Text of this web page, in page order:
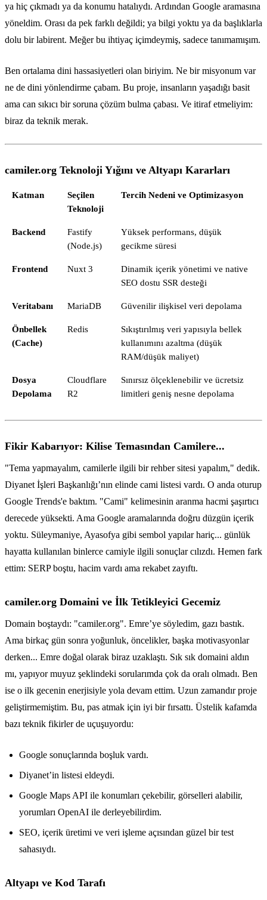
ya hiç çıkmadı ya da konumu hatalıydı. Ardından Google aramasına
yöneldim. Orası da pek farklı değildi; ya bilgi yoktu ya da başlıklarla
dolu bir labirent. Meğer bu ihtiyaç içimdeymiş, sadece tanımamışım.
Ben ortalama dini hassasiyetleri olan biriyim. Ne bir misyonum var
ne de dini yönlendirme çabam. Bu proje, insanların yaşadığı basit
ama can sıkıcı bir soruna çözüm bulma çabası. Ve itiraf etmeliyim:
biraz da teknik merak.
camiler.org Teknoloji Yığını ve Altyapı Kararları
Katman
Seçilen
Teknoloji
Tercih Nedeni ve Optimizasyon
Backend
Fastify
(Node.js)
Yüksek performans, düşük
gecikme süresi
Frontend Nuxt 3
Dinamik içerik yönetimi ve native
SEO dostu SSR desteği
Veritabanı MariaDB Güvenilir ilişkisel veri depolama
Önbellek
(Cache)
Redis
Sıkıştırılmış veri yapısıyla bellek
kullanımını azaltma (düşük
RAM/düşük maliyet)
Dosya
Depolama
Cloudflare
R2
Sınırsız ölçeklenebilir ve ücretsiz
limitleri geniş nesne depolama
Fikir Kabarıyor: Kilise Temasından Camilere...
"Tema yapmayalım, camilerle ilgili bir rehber sitesi yapalım," dedik.
Diyanet İşleri Başkanlığı’nın elinde cami listesi vardı. O anda oturup
Google Trends'e baktım. "Cami" kelimesinin aranma hacmi şaşırtıcı
derecede yüksekti. Ama Google aramalarında doğru düzgün içerik
yoktu. Süleymaniye, Ayasofya gibi sembol yapılar hariç... günlük
hayatta kullanılan binlerce camiyle ilgili sonuçlar cılızdı. Hemen fark
ettim: SERP boştu, hacim vardı ama rekabet zayıftı.
camiler.org Domaini ve İlk Tetikleyici Gecemiz
Domain boştaydı: "camiler.org". Emre’ye söyledim, gazı bastık.
Ama birkaç gün sonra yoğunluk, öncelikler, başka motivasyonlar
derken... Emre doğal olarak biraz uzaklaştı. Sık sık domaini aldın
mı, yapıyor muyuz şeklindeki sorularımda çok da oralı olmadı. Ben
ise o ilk gecenin enerjisiyle yola devam ettim. Uzun zamandır proje
geliştirmemiştim. Bu, pas atmak için iyi bir fırsattı. Üstelik kafamda
bazı teknik fikirler de uçuşuyordu:
Google sonuçlarında boşluk vardı.
Diyanet’in listesi eldeydi.
Google Maps API ile konumları çekebilir, görselleri alabilir,
yorumları OpenAI ile derleyebilirdim.
SEO, içerik üretimi ve veri işleme açısından güzel bir test
sahasıydı.
Altyapı ve Kod Tarafı